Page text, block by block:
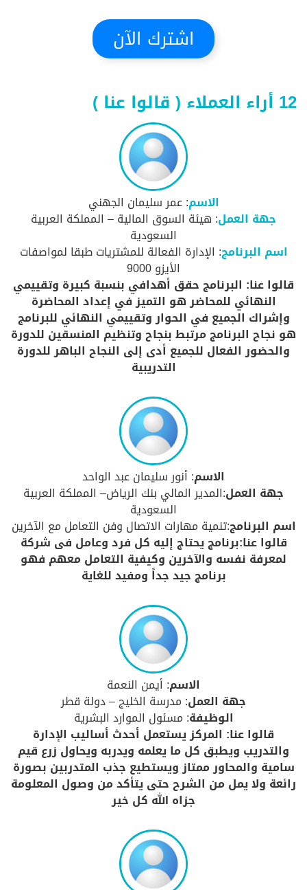
اشترك الآن
12 أراء العملاء ( قالوا عنا )
الاسم: عمر سليمان الجهني
جهة العمل: هيئة السوق المالية – المملكة العربية
السعودية
اسم البرنامج: الإدارة الفعالة للمشتريات طبقا لمواصفات
الأيزو 9000
قالوا عنا: البرنامج حقق أهدافي بنسبة كبيرة وتقييمي
النهائي للمحاضر هو التميز في إعداد المحاضرة
وإشراك الجميع في الحوار وتقييمي النهائي للبرنامج
هو نجاح البرنامج مرتبط بنجاح وتنظيم المنسقين للدورة
والحضور الفعال للجميع أدى إلى النجاح الباهر للدورة
التدريبية
الاسم: أنور سليمان عبد الواحد
جهة العمل:المدير المالي بنك الرياض– المملكة العربية
السعودية
اسم البرنامج:تنمية مهارات الاتصال وفن التعامل مع الآخرين
قالوا عنا:برنامج يحتاج إليه كل فرد وعامل فى شركة
لمعرفة نفسه والآخرين وكيفية التعامل معهم فهو
برنامج جيد جداً ومفيد للغاية
الاسم: أيمن النعمة
جهة العمل: مدرسة الخليج – دولة قطر
الوظيفة: مسئول الموارد البشرية
قالوا عنا: المركز يستعمل أحدث أساليب الإدارة
والتدريب ويطبق كل ما يعلمه ويدربه ويحاول زرع قيم
سامية والمحاور ممتاز ويستطيع جذب المتدربين بصورة
رائعة ولا يمل من الشرح حتى يتأكد من وصول المعلومة
جزاه الله كل خير